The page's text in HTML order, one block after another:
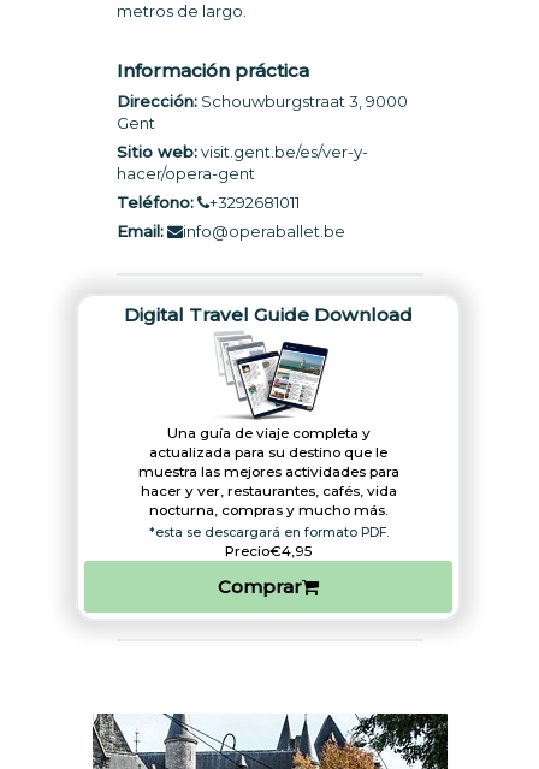
metros de largo.
Información práctica
Dirección:Schouwburgstraat 3, 9000
Gent
Sitio web: visit.gent.be/es/ver-y-
hacer/opera-gent
Teléfono:
+3292681011
Email:
info@operaballet.be
Digital Travel Guide Download
Una guía de viaje completa y
actualizada para su destino que le
muestra las mejores actividades para
hacer y ver, restaurantes, cafés, vida
nocturna, compras y mucho más.
*esta se descargará en formato PDF.
Precio€4,95
Comprar